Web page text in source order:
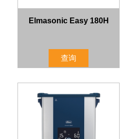
Elmasonic Easy 180H
查询